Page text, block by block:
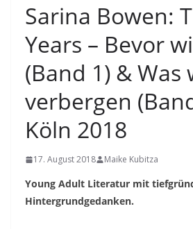
Sarina Bowen:
Years – Bevor
(Band 1) & Was
verbergen
Köln 2018
17. August 2018 Maike Kubitza
Young Adult Literatur mit
Hintergrundgedanken.